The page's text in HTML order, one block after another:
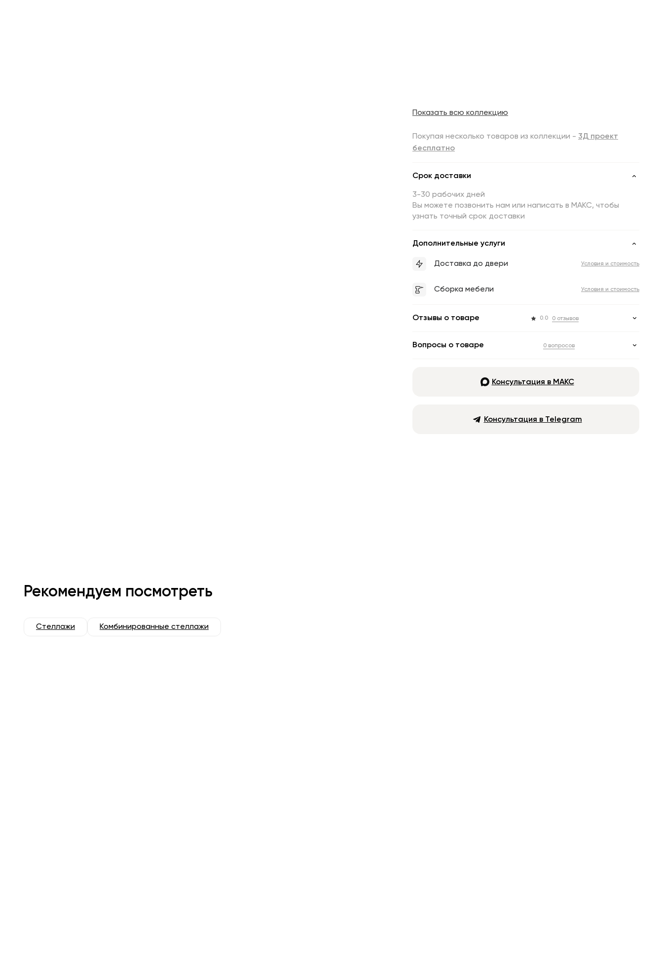
Показать всю коллекцию
Покупая несколько товаров из коллекции - 3Д проект
бесплатно
Срок доставки
3-30 рабочих дней
Вы можете позвонить нам или написать в МАКС, чтобы
узнать точный срок доставки
Дополнительные услуги
Доставка до двери Условия и стоимость
Сборка мебели Условия и стоимость
Отзывы о товаре 0.0 0 отзывов
Вопросы о товаре 0 вопросов
Консультация в МАКС
Консультация в Telegram
Рекомендуем посмотреть
Стеллажи Комбинированные стеллажи